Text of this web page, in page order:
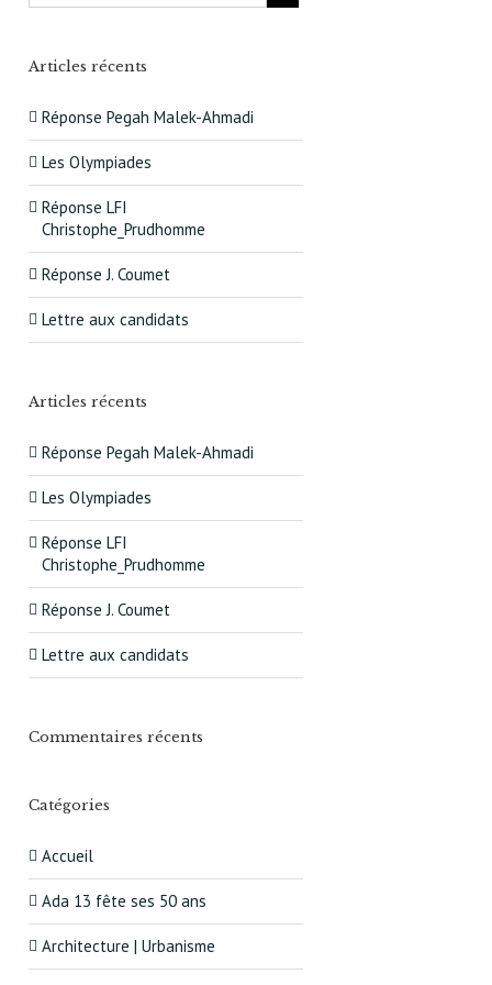
Articles récents
Réponse Pegah Malek-Ahmadi
Les Olympiades
Réponse LFI
Christophe_Prudhomme
Réponse J. Coumet
Lettre aux candidats
Articles récents
Réponse Pegah Malek-Ahmadi
Les Olympiades
Réponse LFI
Christophe_Prudhomme
Réponse J. Coumet
Lettre aux candidats
Commentaires récents
Catégories
Accueil
Ada 13 fête ses 50 ans
Architecture | Urbanisme